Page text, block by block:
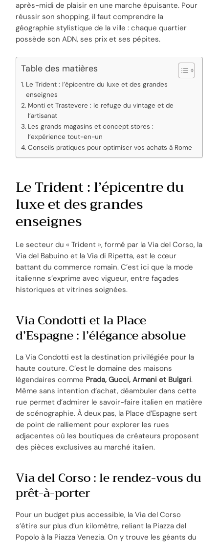
après-midi de plaisir en une marche épuisante. Pour
réussir son shopping, il faut comprendre la
géographie stylistique de la ville : chaque quartier
possède son ADN, ses prix et ses pépites.
Table des matières
Le Trident : l’épicentre du luxe et des grandes
enseignes
Monti et Trastevere : le refuge du vintage et de
l’artisanat
Les grands magasins et concept stores :
l’expérience tout-en-un
Conseils pratiques pour optimiser vos achats à Rome
Le Trident : l’épicentre du
luxe et des grandes
enseignes
Le secteur du « Trident », formé par la Via del Corso, la
Via del Babuino et la Via di Ripetta, est le cœur
battant du commerce romain. C’est ici que la mode
italienne s’exprime avec vigueur, entre façades
historiques et vitrines soignées.
Via Condotti et la Place
d’Espagne : l’élégance absolue
La Via Condotti est la destination privilégiée pour la
haute couture. C’est le domaine des maisons
légendaires comme Prada, Gucci, Armani et Bulgari.
Même sans intention d’achat, déambuler dans cette
rue permet d’admirer le savoir-faire italien en matière
de scénographie. À deux pas, la Place d’Espagne sert
de point de ralliement pour explorer les rues
adjacentes où les boutiques de créateurs proposent
des pièces exclusives au marché italien.
Via del Corso : le rendez-vous du
prêt-à-porter
Pour un budget plus accessible, la Via del Corso
s’étire sur plus d’un kilomètre, reliant la Piazza del
Popolo à la Piazza Venezia. On y trouve les géants du